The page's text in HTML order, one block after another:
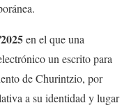
en el que una
un escrito para
de Churintzio, por
a su identidad y lugar